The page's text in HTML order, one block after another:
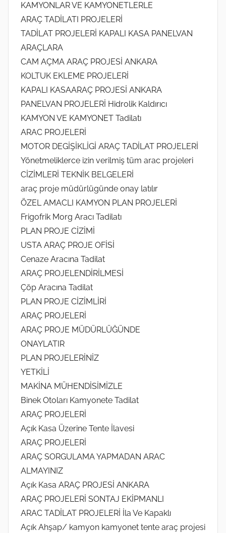
KAMYONLAR VE KAMYONETLERLE
ARAÇ TADİLATI PROJELERİ
TADİLAT PROJELERİ KAPALI KASA PANELVAN
ARAÇLARA
CAM AÇMA ARAÇ PROJESİ ANKARA
KOLTUK EKLEME PROJELERİ
KAPALI KASAARAÇ PROJESİ ANKARA
PANELVAN PROJELERİ Hidrolik Kaldırıcı
KAMYON VE KAMYONET Tadilatı
ARAC PROJELERİ
MOTOR DEGİŞİKLİGİ ARAÇ TADİLAT PROJELERİ
Yönetmeliklerce izin verilmiş tüm arac projeleri
CİZİMLERİ TEKNİK BELGELERİ
araç proje müdürlügünde onay latılır
ÖZEL AMACLI KAMYON PLAN PROJELERİ
Frigofrik Morg Aracı Tadilatı
PLAN PROJE CİZİMİ
USTA ARAÇ PROJE OFİSİ
Cenaze Aracına Tadilat
ARAÇ PROJELENDİRİLMESİ
Çöp Aracına Tadilat
PLAN PROJE CİZİMLİRİ
ARAÇ PROJELERİ
ARAÇ PROJE MÜDÜRLÜĞÜNDE
ONAYLATIR
PLAN PROJELERİNİZ
YETKİLİ
MAKİNA MÜHENDİSİMİZLE
Binek Otoları Kamyonete Tadilat
ARAÇ PROJELERİ
Açık Kasa Üzerine Tente İlavesi
ARAÇ PROJELERİ
ARAÇ SORGULAMA YAPMADAN ARAC
ALMAYINIZ
Açık Kasa ARAÇ PROJESİ ANKARA
ARAÇ PROJELERİ SONTAJ EKİPMANLI
ARAC TADİLAT PROJELERİ İla Ve Kapaklı
Açık Ahşap/ kamyon kamyonet tente araç projesi